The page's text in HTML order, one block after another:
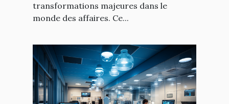
transformations majeures dans le
monde des affaires. Ce...